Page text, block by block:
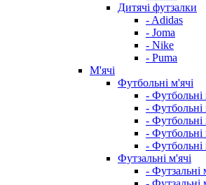
Дитячі футзалки
- Adidas
- Joma
- Nike
- Puma
М'ячі
Футбольні м'ячі
- Футбольні
- Футбольні
- Футбольні
- Футбольні
- Футбольні
Футзальні м'ячі
- Футзальні